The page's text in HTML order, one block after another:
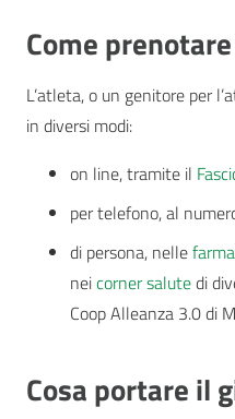
Come
L’atleta, o un genitore per
in diversi modi:
on line, tramite il
per telefono, al
di persona, nelle
neicorner salutedi
Coop Alleanza 3.0 di
Cosa portare il